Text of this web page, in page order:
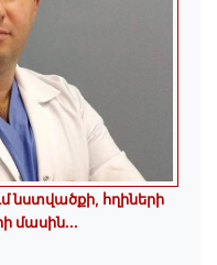
նստվածքի, հղիների
մասին․․․